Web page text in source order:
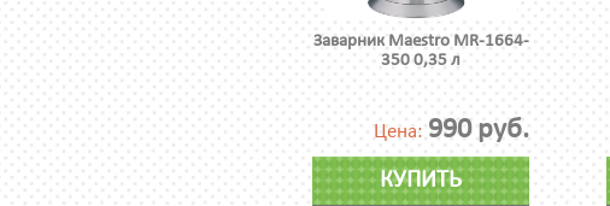
Заварник Maestro MR-1664-
350 0,35 л
Цена: 990 руб.
КУПИТЬ